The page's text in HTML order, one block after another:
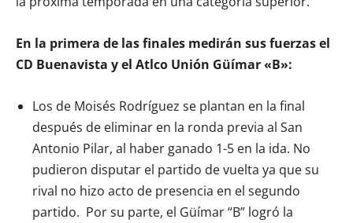
En la primera de las finales medirán sus fuerzas el
CD Buenavista y el Atlco Unión Güímar «B»:
Los de Moisés Rodríguez se plantan en la final
después de eliminar en la ronda previa al San
Antonio Pilar, al haber ganado 1-5 en la ida. No
pudieron disputar el partido de vuelta ya que su
rival no hizo acto de presencia en el segundo
partido. Por su parte, el Güímar “B” logró la